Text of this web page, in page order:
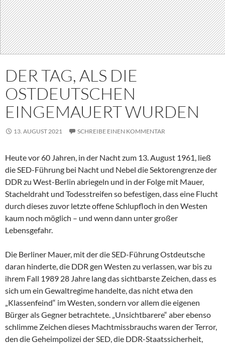
DER TAG, ALS DIE
OSTDEUTSCHEN
EINGEMAUERT WURDEN
13. AUGUST 2021 SCHREIBE EINEN KOMMENTAR
Heute vor 60 Jahren, in der Nacht zum 13. August 1961, ließ
die SED-Führung bei Nacht und Nebel die Sektorengrenze der
DDR zu West-Berlin abriegeln und in der Folge mit Mauer,
Stacheldraht und Todesstreifen so befestigen, dass eine Flucht
durch dieses zuvor letzte offene Schlupfloch in den Westen
kaum noch möglich – und wenn dann unter großer
Lebensgefahr.
Die Berliner Mauer, mit der die SED-Führung Ostdeutsche
daran hinderte, die DDR gen Westen zu verlassen, war bis zu
ihrem Fall 1989 28 Jahre lang das sichtbarste Zeichen, dass es
sich um ein Gewaltregime handelte, das nicht etwa den
„Klassenfeind“ im Westen, sondern vor allem die eigenen
Bürger als Gegner betrachtete. „Unsichtbarere“ aber ebenso
schlimme Zeichen dieses Machtmissbrauchs waren der Terror,
den die Geheimpolizei der SED, die DDR-Staatssicherheit,